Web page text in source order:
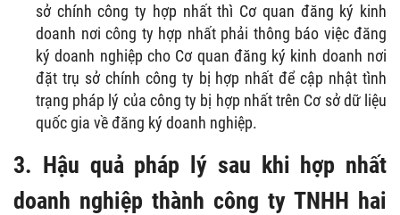
sở chính công ty hợp nhất thì Cơ quan đăng ký kinh
doanh nơi công ty hợp nhất phải thông báo việc đăng
ký doanh nghiệp cho Cơ quan đăng ký kinh doanh nơi
đặt trụ sở chính công ty bị hợp nhất để cập nhật tình
trạng pháp lý của công ty bị hợp nhất trên Cơ sở dữ liệu
quốc gia về đăng ký doanh nghiệp.
3. Hậu quả pháp lý sau khi hợp nhất
doanh nghiệp thành công ty TNHH hai